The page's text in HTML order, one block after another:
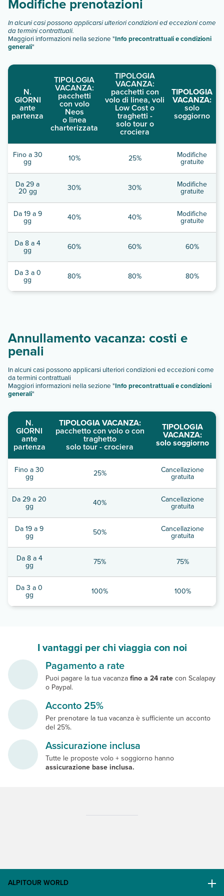
Modifiche prenotazioni
In alcuni casi possono applicarsi ulteriori condizioni ed eccezioni come
da termini contrattuali.
Maggiori informazioni nella sezione "Info precontrattuali e condizioni
generali"
N.
GIORNI
ante
partenza
TIPOLOGIA
VACANZA:
pacchetti
con volo
Neos
o linea
charterizzata
TIPOLOGIA
VACANZA:
pacchetti con
volo di linea, voli
Low Cost o
traghetti -
solo tour o
crociera
TIPOLOGIA
VACANZA:
solo
soggiorno
Fino a 30
gg 10% 25% Modifiche
gratuite
Da 29 a
20 gg 30% 30% Modifiche
gratuite
Da 19 a 9
gg 40% 40% Modifiche
gratuite
Da 8 a 4
gg 60% 60% 60%
Da 3 a 0
gg 80% 80% 80%
Annullamento vacanza: costi e
penali
In alcuni casi possono applicarsi ulteriori condizioni ed eccezioni come
da termini contrattuali
Maggiori informazioni nella sezione "Info precontrattuali e condizioni
generali"
N.
GIORNI
ante
partenza
TIPOLOGIA VACANZA:
pacchetto con volo o con
traghetto
solo tour - crociera
TIPOLOGIA
VACANZA:
solo soggiorno
Fino a 30
gg 25% Cancellazione
gratuita
Da 29 a 20
gg 40% Cancellazione
gratuita
Da 19 a 9
gg 50% Cancellazione
gratuita
Da 8 a 4
gg 75% 75%
Da 3 a 0
gg 100% 100%
I vantaggi per chi viaggia con noi
Pagamento a rate
Puoi pagare la tua vacanzafino a 24 ratecon Scalapay
o Paypal.
Acconto 25%
Per prenotare la tua vacanza è sufficiente un acconto
del 25%.
Assicurazione inclusa
Tutte le proposte volo + soggiorno hanno
assicurazione base inclusa.
ALPITOUR WORLD